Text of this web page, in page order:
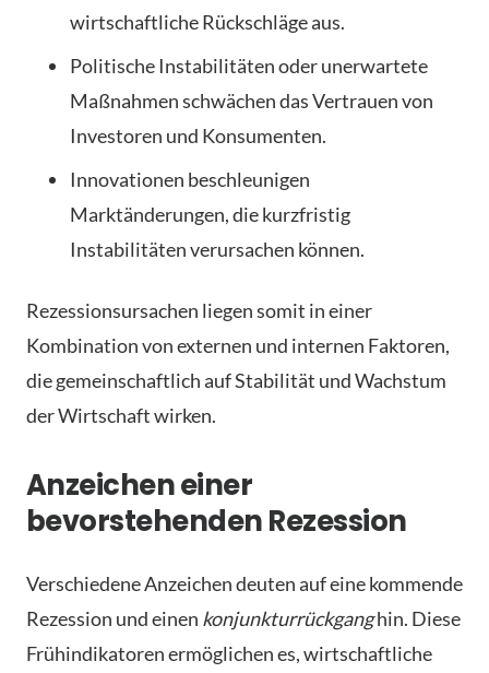
wirtschaftliche Rückschläge aus.
Politische Instabilitäten oder unerwartete
Maßnahmen schwächen das Vertrauen von
Investoren und Konsumenten.
Innovationen beschleunigen
Marktänderungen, die kurzfristig
Instabilitäten verursachen können.
Rezessionsursachen liegen somit in einer
Kombination von externen und internen Faktoren,
die gemeinschaftlich auf Stabilität und Wachstum
der Wirtschaft wirken.
Anzeichen einer
bevorstehenden Rezession
Verschiedene Anzeichen deuten auf eine kommende
Rezession und einen konjunkturrückganghin. Diese
Frühindikatoren ermöglichen es, wirtschaftliche